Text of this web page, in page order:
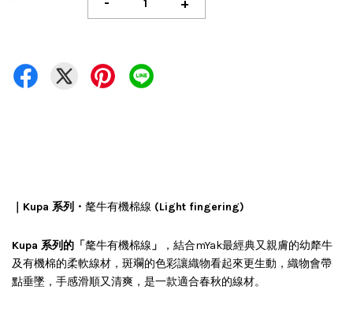
｜Kupa 系列・ 氂牛有機棉線 (Light fingering)
Kupa 系列的「氂牛有機棉線 」 ，結合mYak最經典又親膚的幼犛牛
及有機棉的柔軟線材，斑斕的色彩讓織物看起來更生動， 織物會帶
點垂墜，手感滑順又清爽，是一款適合春秋的線材。